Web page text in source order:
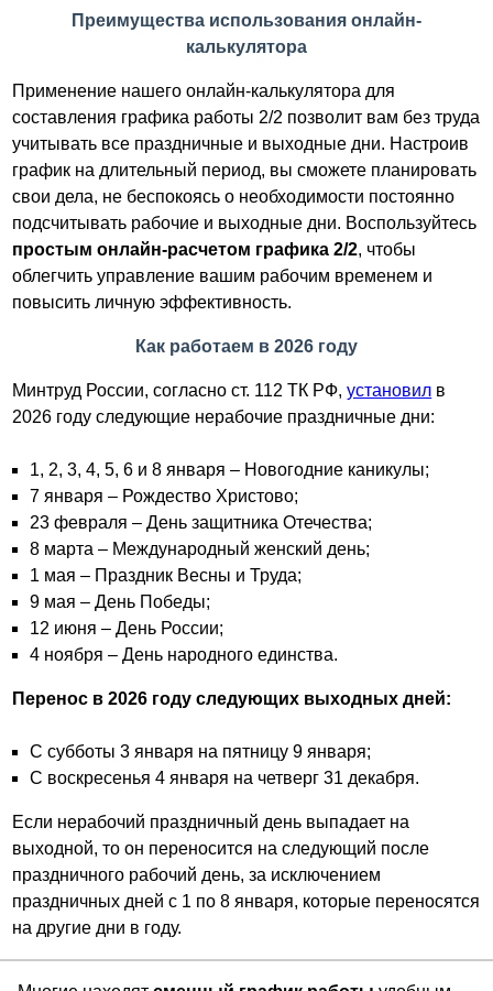
Преимущества использования онлайн-
калькулятора
Применение нашего онлайн-калькулятора для
составления графика работы 2/2 позволит вам без труда
учитывать все праздничные и выходные дни. Настроив
график на длительный период, вы сможете планировать
свои дела, не беспокоясь о необходимости постоянно
подсчитывать рабочие и выходные дни. Воспользуйтесь
простым онлайн-расчетом графика 2/2, чтобы
облегчить управление вашим рабочим временем и
повысить личную эффективность.
Как работаем в 2026 году
Минтруд России, согласно ст. 112 ТК РФ,установил в
2026 году следующие нерабочие праздничные дни:
1, 2, 3, 4, 5, 6 и 8 января – Новогодние каникулы;
7 января – Рождество Христово;
23 февраля – День защитника Отечества;
8 марта – Международный женский день;
1 мая – Праздник Весны и Труда;
9 мая – День Победы;
12 июня – День России;
4 ноября – День народного единства.
Перенос в 2026 году следующих выходных дней:
С субботы 3 января на пятницу 9 января;
С воскресенья 4 января на четверг 31 декабря.
Если нерабочий праздничный день выпадает на
выходной, то он переносится на следующий после
праздничного рабочий день, за исключением
праздничных дней с 1 по 8 января, которые переносятся
на другие дни в году.